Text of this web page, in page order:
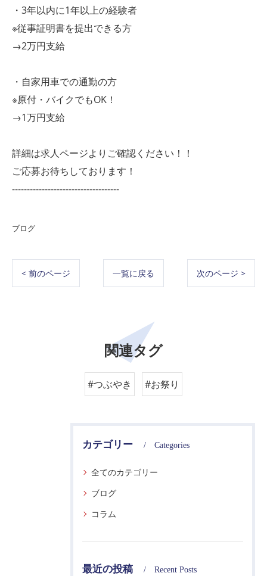
・3年以内に1年以上の経験者
※従事証明書を提出できる方
→2万円支給
・自家用車での通勤の方
※原付・バイクでもOK！
→1万円支給
詳細は求人ページよりご確認ください！！
ご応募お待ちしております！
------------------------------------
ブログ
< 前のページ 一覧に戻る 次のページ >
関連タグ
#つぶやき #お祭り
カテゴリー Categories
全てのカテゴリー
ブログ
コラム
最近の投稿 Recent Posts